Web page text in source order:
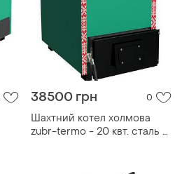
38500 грн 0
Шахтний котел холмова
zubr-termo - 20 квт. сталь 5